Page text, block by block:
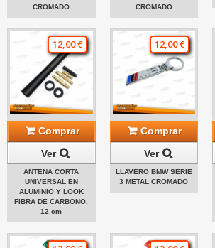
CROMADO
CROMADO
12,00 €
Comprar
Ver
ANTENA CORTA
UNIVERSAL EN
ALUMINIO Y LOOK
FIBRA DE CARBONO,
12 cm
12,00 €
Comprar
Ver
LLAVERO BMW SERIE
3 METAL CROMADO